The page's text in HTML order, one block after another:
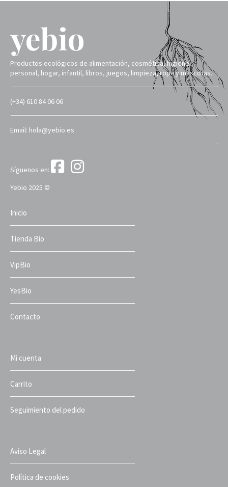
Productos ecológicos de alimentación, cosmética, higiene
personal, hogar, infantil, libros, juegos, limpieza, ropa y mascotas.
(+34) 610 84 06 06
Email: hola@yebio.es
Síguenos en:
Yebio 2025 ©
Inicio
Tienda Bio
VipBio
YesBio
Contacto
Mi cuenta
Carrito
Seguimiento del pedido
Aviso Legal
Política de cookies